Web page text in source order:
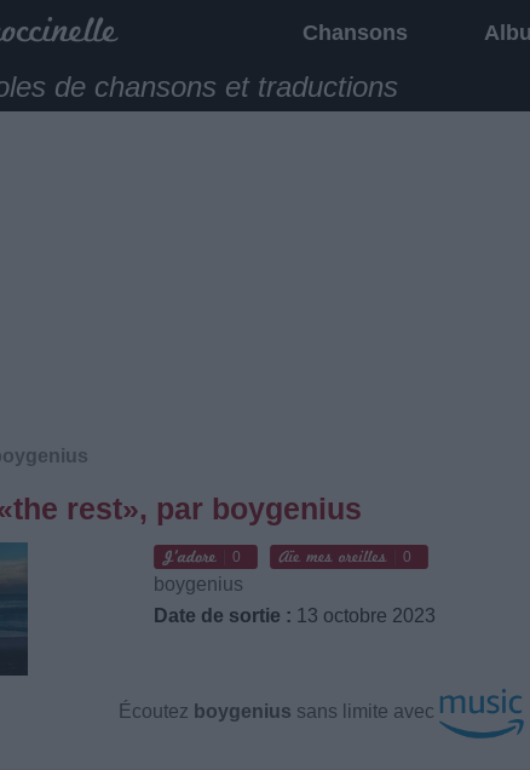
Chansons
de chansons et traductions
rest», par boygenius
0 0
boygenius
Date de sortie : 13 octobre 2023
Écoutez boygenius sans limite avec